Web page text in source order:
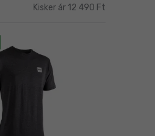
Kisker ár 12 490 Ft